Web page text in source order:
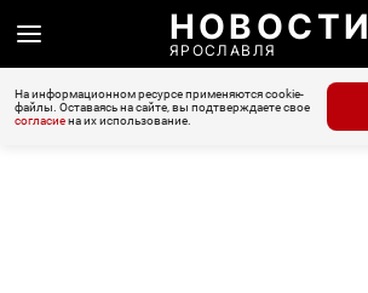
НОВОСТИ
ЯРОСЛАВЛЯ
На информационном ресурсе применяются cookie-
файлы. Оставаясь на сайте, вы подтверждаете свое
согласиена их использование.